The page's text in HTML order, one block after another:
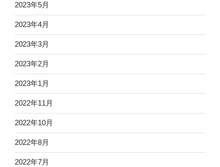
2023年5月
2023年4月
2023年3月
2023年2月
2023年1月
2022年11月
2022年10月
2022年8月
2022年7月